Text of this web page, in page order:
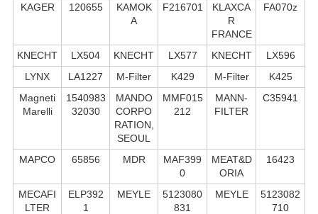
KAGER
120655
KAMOK
A
F216701
KLAXCA
R
FRANCE
FA070z
KNECHT LX504 KNECHT LX577 KNECHT
LX596
LYNX
LA1227 M-Filter K429 M-Filter
K425
Magneti
Marelli
1540983
32030
MANDO
CORPO
RATION,
SEOUL
MMF015
212
MANN-
FILTER
C35941
MAPCO 65856 MDR
MAF399
0
MEAT&D
ORIA
16423
MECAFI
LTER
ELP392
1
MEYLE
5123080
831
MEYLE
5123082
710